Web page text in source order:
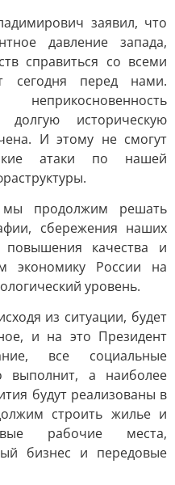
заявил, что
давление запада,
справиться со всеми
сегодня перед нами.
историческую
И этому не смогут
атаки по нашей
мы продолжим решать
сбережения наших
повышения качества и
экономику России на
уровень.
из ситуации, будет
и на это Президент
все социальные
выполнит, а наиболее
будут реализованы в
строить жилье и
рабочие места,
бизнес и передовые